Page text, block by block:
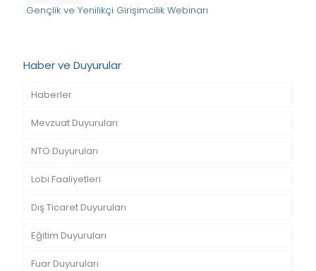
Gençlik ve Yenilikçi Girişimcilik Webinarı
Haber ve Duyurular
Haberler
Mevzuat Duyuruları
NTO Duyuruları
Lobi Faaliyetleri
Dış Ticaret Duyuruları
Eğitim Duyuruları
Fuar Duyuruları